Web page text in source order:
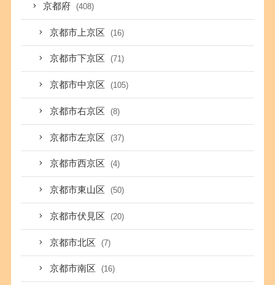
京都府 (408)
京都市上京区 (16)
京都市下京区 (71)
京都市中京区 (105)
京都市右京区 (8)
京都市左京区 (37)
京都市西京区 (4)
京都市東山区 (50)
京都市伏見区 (20)
京都市北区 (7)
京都市南区 (16)